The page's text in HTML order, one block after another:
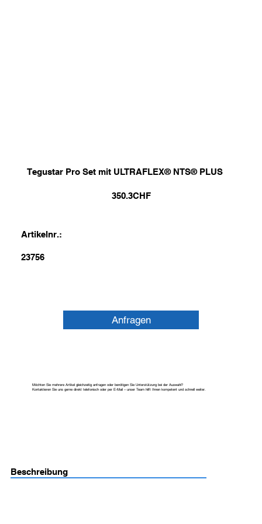
Tegustar Pro Set mit ULTRAFLEX® NTS® PLUS
350.3CHF
Artikelnr.:
23756
Anfragen
Möchten Sie mehrere Artikel gleichzeitig anfragen oder benötigen Sie Unterstützung bei der Auswahl?
Kontaktieren Sie uns gerne direkt telefonisch oder per E-Mail – unser Team hilft Ihnen kompetent und schnell weiter.
Beschreibung